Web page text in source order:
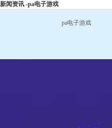
新闻资讯 -pa电子游戏
pa电子游戏